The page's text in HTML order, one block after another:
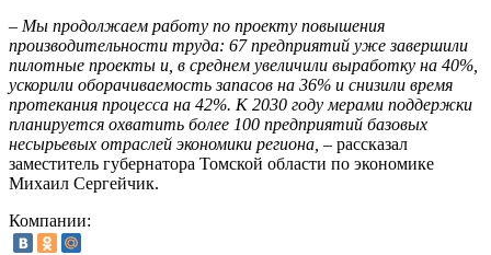
– Мы продолжаем работу по проекту повышения
производительности труда: 67 предприятий уже завершили
пилотные проекты и, в среднем увеличили выработку на 40%,
ускорили оборачиваемость запасов на 36% и снизили время
протекания процесса на 42%. К 2030 году мерами поддержки
планируется охватить более 100 предприятий базовых
несырьевых отраслей экономики региона, – рассказал
заместитель губернатора Томской области по экономике
Михаил Сергейчик.
Компании: